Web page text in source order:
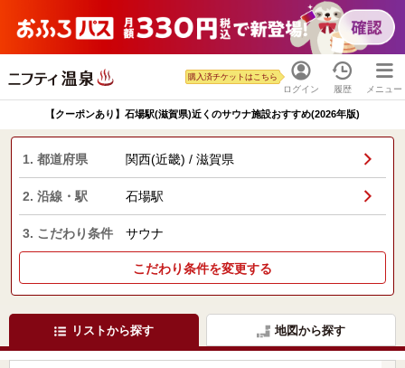
ログイン
購入済チケットはこちら
履歴 メニュー
【クーポンあり】石場駅(滋賀県)近くのサウナ施設おすすめ(2026年版)
1. 都道府県 関西(近畿) / 滋賀県
2. 沿線・駅 石場駅
3. こだわり条件 サウナ
こだわり条件を変更する
リストから探す 地図から探す